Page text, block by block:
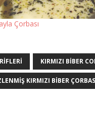
Çorbası
KIRMIZI BIBER
KIRMIZI BIBER